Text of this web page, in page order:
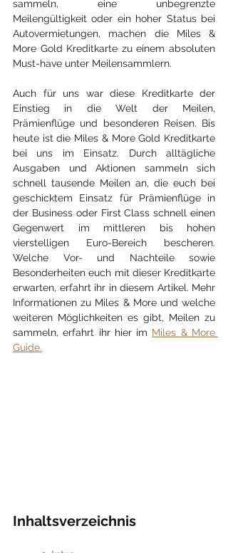
sammeln, eine unbegrenzte
Meilengültigkeit oder ein hoher Status bei
Autovermietungen, machen die Miles &
More Gold Kreditkarte zu einem absoluten
Must-have unter Meilensammlern.
Auch für uns war diese Kreditkarte der
Einstieg in die Welt der Meilen,
Prämienflüge und besonderen Reisen. Bis
heute ist die Miles & More Gold Kreditkarte
bei uns im Einsatz. Durch alltägliche
Ausgaben und Aktionen sammeln sich
schnell tausende Meilen an, die euch bei
geschicktem Einsatz für Prämienflüge in
der Business oder First Class schnell einen
Gegenwert im mittleren bis hohen
vierstelligen Euro-Bereich bescheren.
Welche Vor- und Nachteile sowie
Besonderheiten euch mit dieser Kreditkarte
erwarten, erfahrt ihr in diesem Artikel. Mehr
Informationen zu Miles & More und welche
weiteren Möglichkeiten es gibt, Meilen zu
sammeln, erfahrt ihr hier im Miles & More
Guide.
Inhaltsverzeichnis